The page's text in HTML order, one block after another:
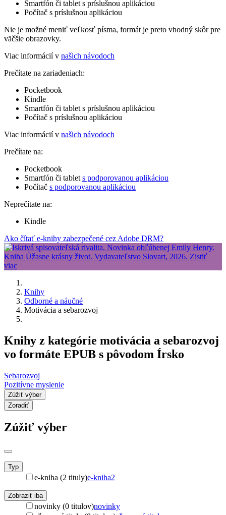
Smartfón či tablet s príslušnou aplikáciou
Počítač s príslušnou aplikáciou
Nie je možné meniť veľkosť písma, formát je preto vhodný skôr pre
väčšie obrazovky.
Viac informácií v našich návodoch
Prečítate na zariadeniach:
Pocketbook
Kindle
Smartfón či tablet s príslušnou aplikáciou
Počítač s príslušnou aplikáciou
Viac informácií v našich návodoch
Prečítate na:
Pocketbook
Smartfón či tablet s podporovanou aplikáciou
Počítač s podporovanou aplikáciou
Neprečítate na:
Kindle
Ako čítať e-knihy zabezpečené cez Adobe DRM?
Knihy
Odborné a náučné
Motivácia a sebarozvoj
Knihy z kategórie motivácia a sebarozvoj
vo formáte EPUB s pôvodom Írsko
Sebarozvoj
Pozitívne myslenie
Zúžiť výber
Zoradiť
Zúžiť výber
Typ
e-kniha (2 tituly)e-kniha2
Zobraziť iba
novinky (0 titulov)novinky